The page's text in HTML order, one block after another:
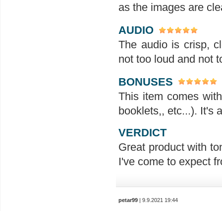
as the images are
AUDIO
The audio is crisp,
not too loud and not
BONUSES
This item comes
booklets,, etc...). It's
VERDICT
Great product with
I've come to expect
petar99 | 9.9.2021 19:44